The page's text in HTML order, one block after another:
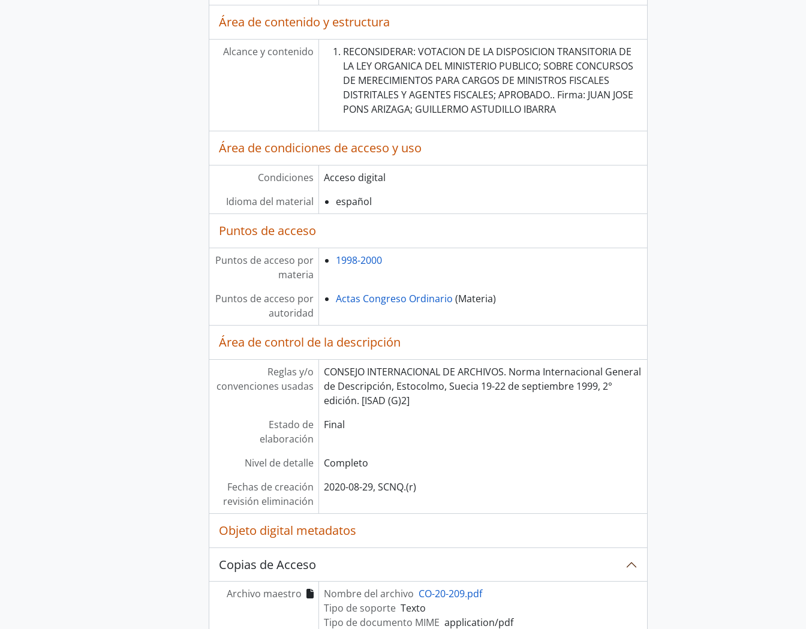
Área de contenido y estructura
Alcance y contenido
RECONSIDERAR: VOTACION DE LA DISPOSICION TRANSITORIA DE
LA LEY ORGANICA DEL MINISTERIO PUBLICO; SOBRE CONCURSOS
DE MERECIMIENTOS PARA CARGOS DE MINISTROS FISCALES
DISTRITALES Y AGENTES FISCALES; APROBADO.. Firma: JUAN JOSE
PONS ARIZAGA; GUILLERMO ASTUDILLO IBARRA
Área de condiciones de acceso y uso
Condiciones
Acceso digital
Idioma del material
español
Puntos de acceso
Puntos de acceso por
materia
1998-2000
Puntos de acceso por
autoridad
Actas Congreso Ordinario (Materia)
Área de control de la descripción
Reglas y/o
convenciones usadas
CONSEJO INTERNACIONAL DE ARCHIVOS. Norma Internacional General
de Descripción, Estocolmo, Suecia 19-22 de septiembre 1999, 2°
edición. [ISAD (G)2]
Estado de
elaboración
Final
Nivel de detalle
Completo
Fechas de creación
revisión eliminación
2020-08-29, SCNQ.(r)
Objeto digital metadatos
Copias de Acceso
Archivo maestro Nombre del archivo CO-20-209.pdf
Tipo de soporte Texto
Tipo de documento MIME application/pdf